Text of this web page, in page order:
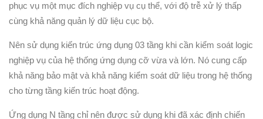
phục vụ một mục đích nghiệp vụ cụ thể, với độ trễ xử lý thấp
cùng khả năng quản lý dữ liệu cục bộ.
Nên sử dụng kiến trúc ứng dụng 03 tầng khi cần kiểm soát logic
nghiệp vụ của hệ thống ứng dụng cỡ vừa và lớn. Nó cung cấp
khả năng bảo mật và khả năng kiểm soát dữ liệu trong hệ thống
cho từng tầng kiến trúc hoạt động.
Ứng dụng N tầng chỉ nên được sử dụng khi đã xác định chiến